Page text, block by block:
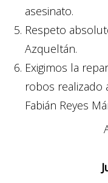
asesinato.
Respeto
Azqueltán.
Exigimos la
robos realizado
Fabián Reyes